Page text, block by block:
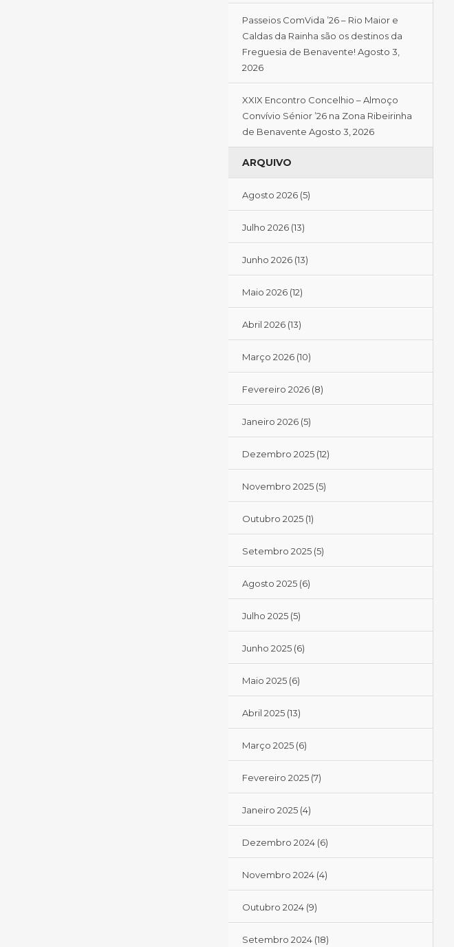
Passeios ComVida ’26 – Rio Maior e
Caldas da Rainha são os destinos da
Freguesia de Benavente! Agosto 3,
2026
XXIX Encontro Concelhio – Almoço
Convívio Sénior ’26 na Zona Ribeirinha
de Benavente Agosto 3, 2026
ARQUIVO
Agosto 2026(5)
Julho 2026(13)
Junho 2026(13)
Maio 2026(12)
Abril 2026(13)
Março 2026(10)
Fevereiro 2026(8)
Janeiro 2026(5)
Dezembro 2025(12)
Novembro 2025(5)
Outubro 2025(1)
Setembro 2025(5)
Agosto 2025(6)
Julho 2025(5)
Junho 2025(6)
Maio 2025(6)
Abril 2025(13)
Março 2025(6)
Fevereiro 2025(7)
Janeiro 2025(4)
Dezembro 2024(6)
Novembro 2024(4)
Outubro 2024(9)
Setembro 2024(18)